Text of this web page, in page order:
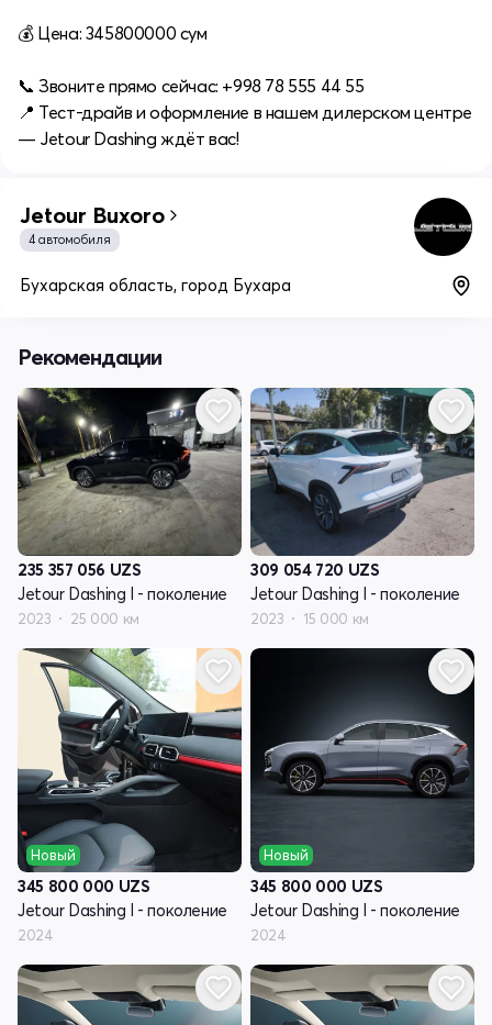
💰 Цена: 345800000 cум
📞 Звоните прямо сейчас: +998 78 555 44 55
📍 Тест-драйв и оформление в нашем дилерском центре
— Jetour Dashing ждёт вас!
Jetour Buxoro
4 автомобиля
Бухарская область, город Бухара
Рекомендации
235 357 056 UZS
Jetour Dashing I - поколение
2023 25 000 км
309 054 720 UZS
Jetour Dashing I - поколение
2023 15 000 км
Новый
345 800 000 UZS
Jetour Dashing I - поколение
2024
Новый
345 800 000 UZS
Jetour Dashing I - поколение
2024